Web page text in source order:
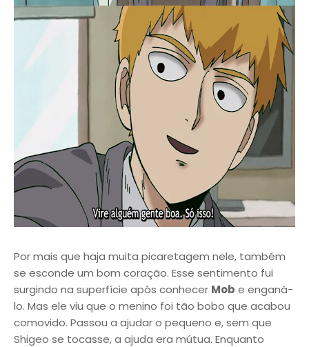
Por mais que haja muita picaretagem nele, também
se esconde um bom coração. Esse sentimento fui
surgindo na superfície após conhecer Mob e enganá-
lo. Mas ele viu que o menino foi tão bobo que acabou
comovido. Passou a ajudar o pequeno e, sem que
Shigeo se tocasse, a ajuda era mútua. Enquanto